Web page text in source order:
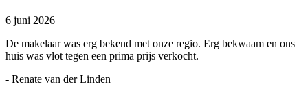
6 juni 2026
De makelaar was erg bekend met onze regio. Erg bekwaam en ons
huis was vlot tegen een prima prijs verkocht.
- Renate van der Linden